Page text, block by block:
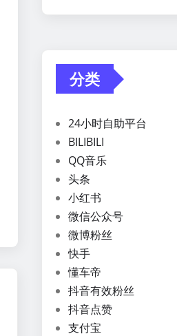
分类
24小时自助平台
BILIBILI
QQ音乐
头条
小红书
微信公众号
微博粉丝
快手
懂车帝
抖音有效粉丝
抖音点赞
支付宝